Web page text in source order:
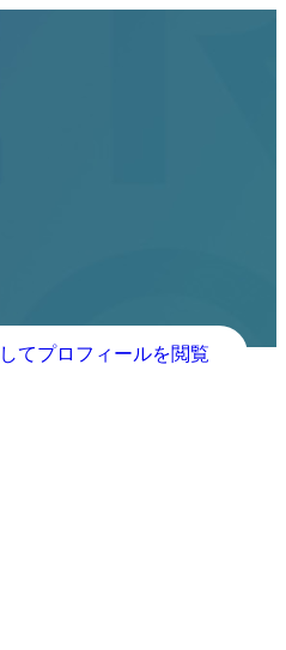
てプロフィールを閲覧